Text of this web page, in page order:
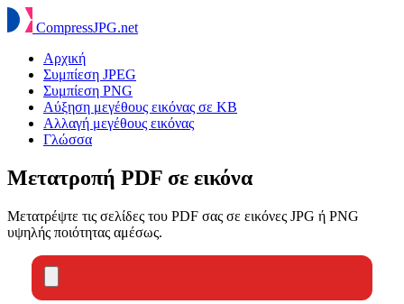
CompressJPG.net
Αρχική
Συμπίεση JPEG
Συμπίεση PNG
Αύξηση μεγέθους εικόνας σε KB
Αλλαγή μεγέθους εικόνας
Γλώσσα
Μετατροπή PDF σε εικόνα
Μετατρέψτε τις σελίδες του PDF σας σε εικόνες JPG ή PNG
υψηλής ποιότητας αμέσως.